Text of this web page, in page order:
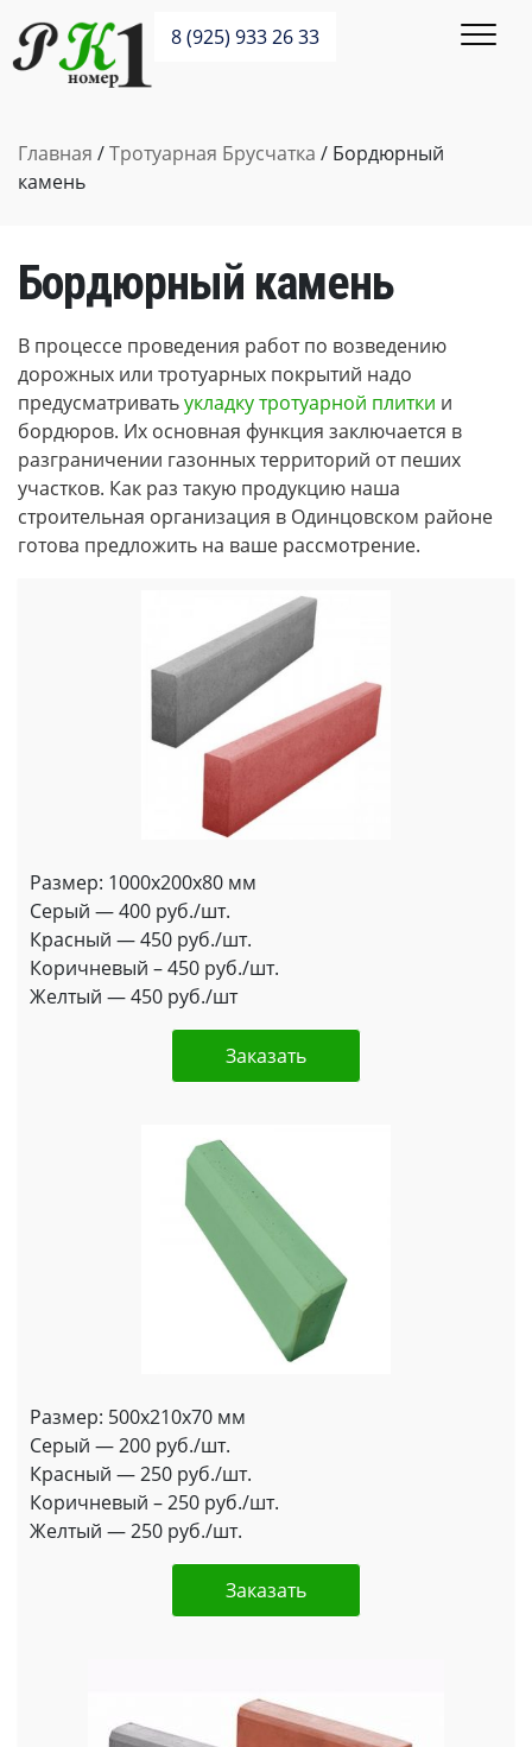
8 (925) 933 26 33
Главная /Тротуарная Брусчатка / Бордюрный
камень
Бордюрный камень
В процессе проведения работ по возведению
дорожных или тротуарных покрытий надо
предусматриватьукладку тротуарной плитки и
бордюров. Их основная функция заключается в
разграничении газонных территорий от пеших
участков. Как раз такую продукцию наша
строительная организация в Одинцовском районе
готова предложить на ваше рассмотрение.
Размер: 1000x200x80 мм
Серый — 400 руб./шт.
Красный — 450 руб./шт.
Коричневый – 450 руб./шт.
Желтый — 450 руб./шт
Заказать
Размер: 500x210x70 мм
Серый — 200 руб./шт.
Красный — 250 руб./шт.
Коричневый – 250 руб./шт.
Желтый — 250 руб./шт.
Заказать